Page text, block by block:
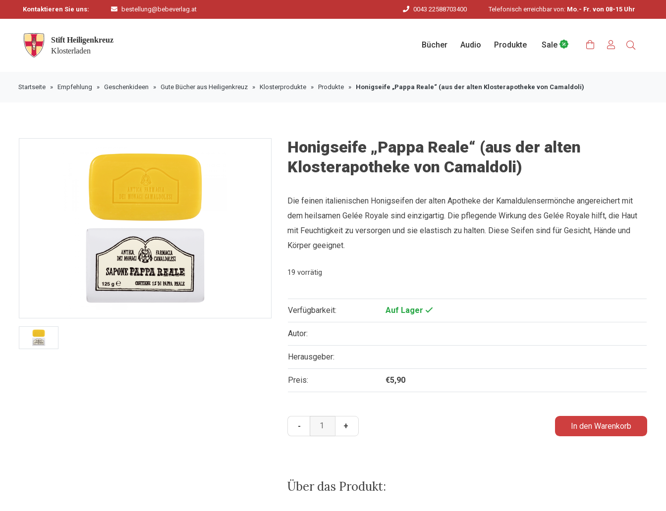
Kontaktieren Sie uns: bestellung@bebeverlag.at 0043 22588703400 Telefonisch erreichbar von: Mo.- Fr. von 08-15 Uhr
Bücher Audio Produkte Sale
Startseite » Empfehlung » Geschenkideen » Gute Bücher aus Heiligenkreuz » Klosterprodukte » Produkte » Honigseife „Pappa Reale“ (aus der alten Klosterapotheke von Camaldoli)
Honigseife „Pappa Reale“ (aus der alten
Klosterapotheke von Camaldoli)
Die feinen italienischen Honigseifen der alten Apotheke der Kamaldulensermönche angereichert mit
dem heilsamen Gelée Royale sind einzigartig. Die pflegende Wirkung des Gelée Royale hilft, die Haut
mit Feuchtigkeit zu versorgen und sie elastisch zu halten. Diese Seifen sind für Gesicht, Hände und
Körper geeignet.
19 vorrätig
Verfügbarkeit: Auf Lager
Autor:
Herausgeber:
Preis: €5,90
-
Honigseife
alten
Klosterapotheke
+ In den Warenkorb
Über das Produkt: